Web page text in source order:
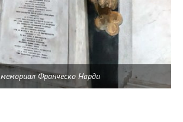
мемориал Франческо Нарди